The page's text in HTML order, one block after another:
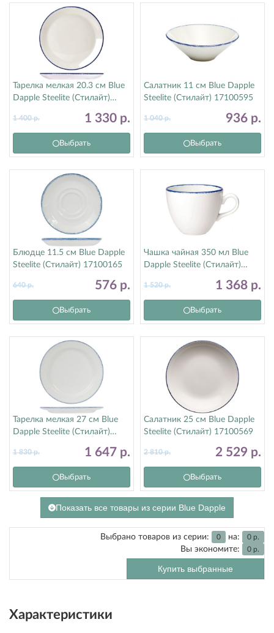
Тарелка мелкая 20.3 см Blue
Dapple Steelite (Стилайт)
1 330 р.
1 400р.
Выбрать
Салатник 11 см Blue Dapple
Steelite (Стилайт) 17100595
936 р.
1 040р.
Выбрать
Блюдце 11.5 см Blue Dapple
Steelite (Стилайт) 17100165
576 р.
640р.
Выбрать
Чашка чайная 350 мл Blue
Dapple Steelite (Стилайт)
1 368 р.
1 520р.
Выбрать
Тарелка мелкая 27 см Blue
Dapple Steelite (Стилайт)
1 647 р.
1 830р.
Выбрать
Салатник 25 см Blue Dapple
Steelite (Стилайт) 17100569
2 529 р.
2 810р.
Выбрать
Показать все товары из серии Blue Dapple
Выбрано товаров из серии: 0 на: 0 р.
Вы экономите: 0 р.
Купить выбранные
Характеристики